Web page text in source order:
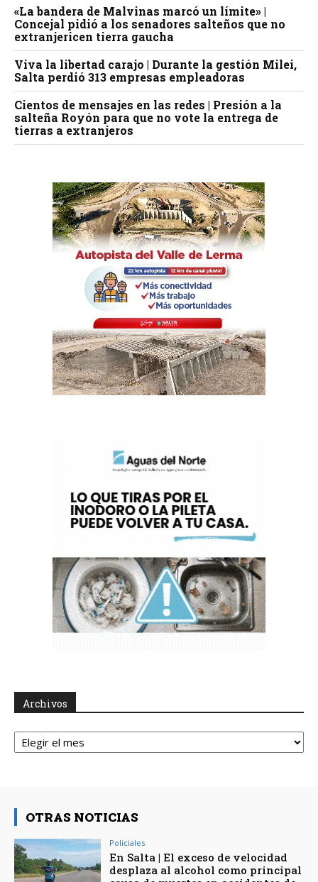
«La bandera de Malvinas marcó un límite» |
Concejal pidió a los senadores salteños que no
extranjericen tierra gaucha
Viva la libertad carajo | Durante la gestión Milei,
Salta perdió 313 empresas empleadoras
Cientos de mensajes en las redes | Presión a la
salteña Royón para que no vote la entrega de
tierras a extranjeros
Archivos
Archivos
OTRAS NOTICIAS
Policiales
En Salta | El exceso de velocidad
desplaza al alcohol como principal